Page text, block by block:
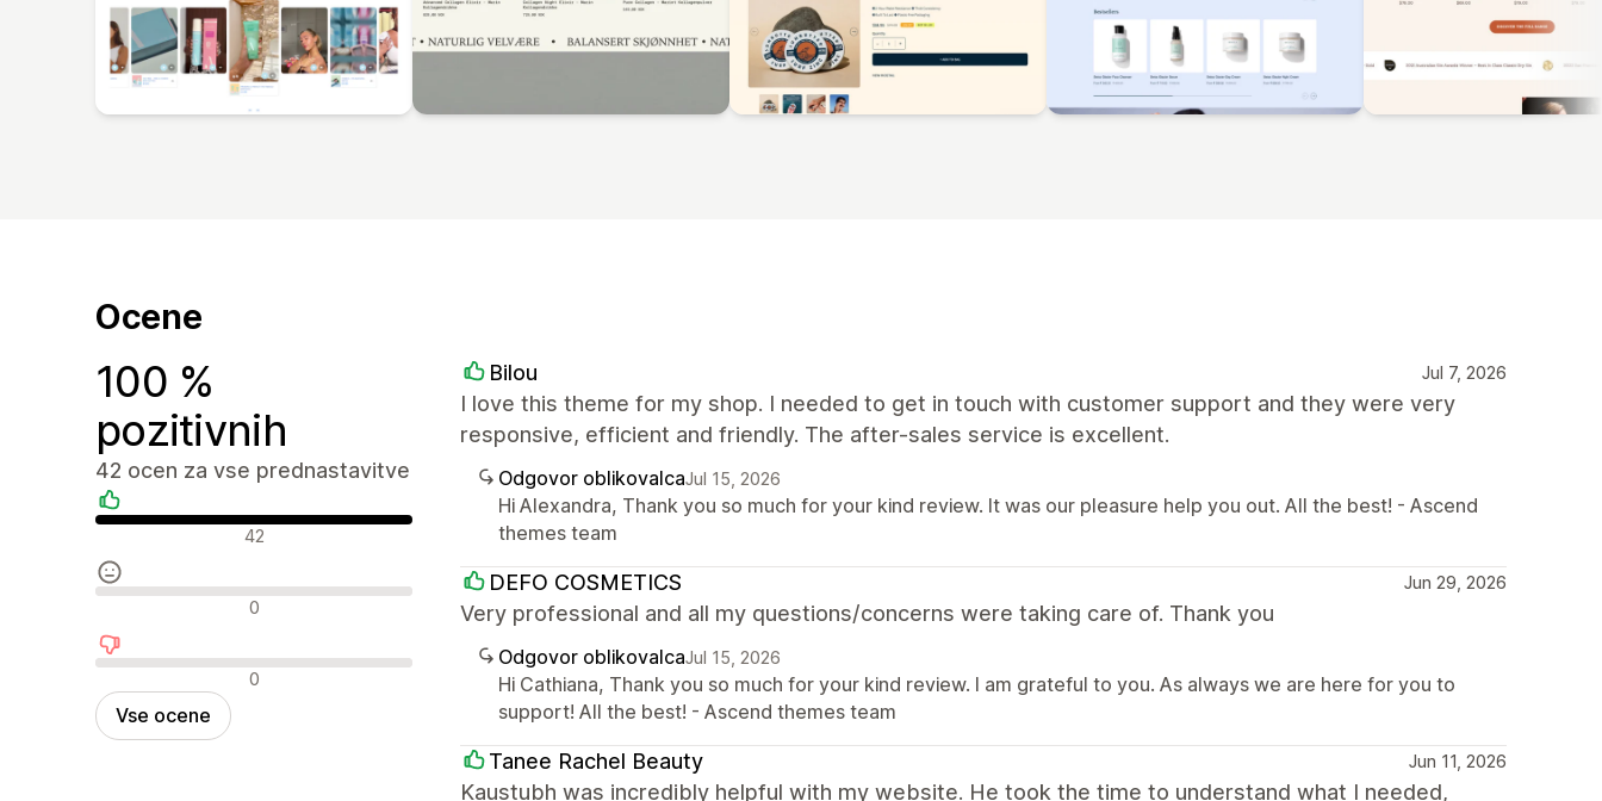
Ocene
100 %
pozitivnih
42 ocen za vse prednastavitve
Pozitivne ocene 42
Nevtralne ocene 0
Negativne ocene 0
Vse ocene
Bilou Jul 7, 2026
I love this theme for my shop. I needed to get in touch with customer support and they were very
responsive, efficient and friendly. The after-sales service is excellent.
Odgovor oblikovalcaJul 15, 2026
Hi Alexandra, Thank you so much for your kind review. It was our pleasure help you out. All the best! - Ascend
themes team
DEFO COSMETICS Jun 29, 2026
Very professional and all my questions/concerns were taking care of. Thank you
Odgovor oblikovalcaJul 15, 2026
Hi Cathiana, Thank you so much for your kind review. I am grateful to you. As always we are here for you to
support! All the best! - Ascend themes team
Tanee Rachel Beauty Jun 11, 2026
Kaustubh was incredibly helpful with my website. He took the time to understand what I needed,